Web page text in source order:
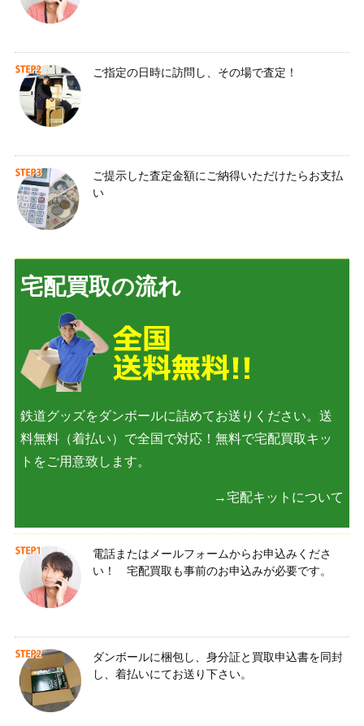
ご指定の日時に訪問し、その場で査定！
ご提示した査定金額にご納得いただけたらお支払
い
宅配買取の流れ
鉄道グッズをダンボールに詰めてお送りください。送
料無料（着払い）で全国で対応！無料で宅配買取キッ
トをご用意致します。
→宅配キットについて
電話またはメールフォームからお申込みくださ
い！ 宅配買取も事前のお申込みが必要です。
ダンボールに梱包し、身分証と買取申込書を同封
し、着払いにてお送り下さい。